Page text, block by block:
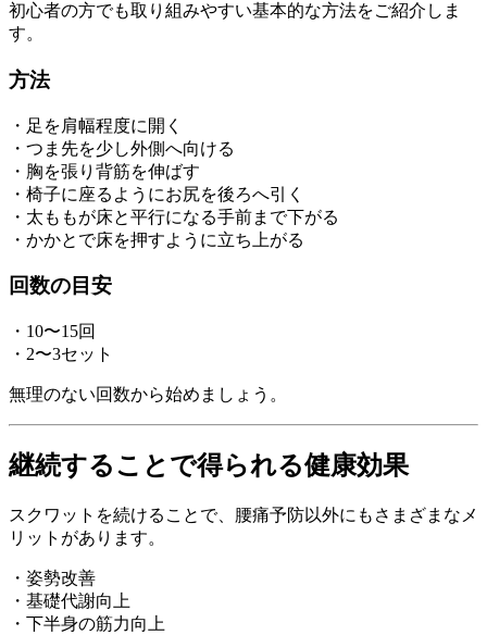
初心者の方でも取り組みやすい基本的な方法をご紹介しま
す。
方法
・足を肩幅程度に開く
・つま先を少し外側へ向ける
・胸を張り背筋を伸ばす
・椅子に座るようにお尻を後ろへ引く
・太ももが床と平行になる手前まで下がる
・かかとで床を押すように立ち上がる
回数の目安
・10〜15回
・2〜3セット
無理のない回数から始めましょう。
継続することで得られる健康効果
スクワットを続けることで、腰痛予防以外にもさまざまなメ
リットがあります。
・姿勢改善
・基礎代謝向上
・下半身の筋力向上